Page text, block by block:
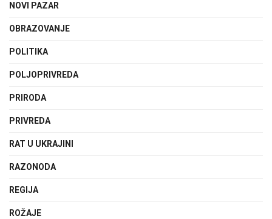
NOVI PAZAR
OBRAZOVANJE
POLITIKA
POLJOPRIVREDA
PRIRODA
PRIVREDA
RAT U UKRAJINI
RAZONODA
REGIJA
ROŽAJE